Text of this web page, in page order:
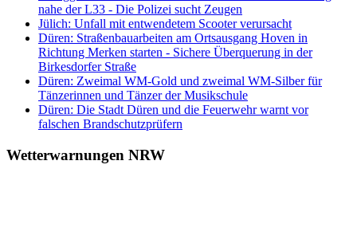
nahe der L33 - Die Polizei sucht Zeugen
Jülich: Unfall mit entwendetem Scooter verursacht
Düren: Straßenbauarbeiten am Ortsausgang Hoven in
Richtung Merken starten - Sichere Überquerung in der
Birkesdorfer Straße
Düren: Zweimal WM-Gold und zweimal WM-Silber für
Tänzerinnen und Tänzer der Musikschule
Düren: Die Stadt Düren und die Feuerwehr warnt vor
falschen Brandschutzprüfern
Wetterwarnungen NRW